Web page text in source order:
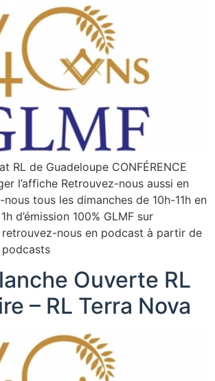
RL de Guadeloupe CONFÉRENCE
l’affiche Retrouvez-nous aussi en
tous les dimanches de 10h-11h en
d’émission 100% GLMF sur
retrouvez-nous en podcast à partir de
podcasts
Ouverte RL
– RL Terra Nova